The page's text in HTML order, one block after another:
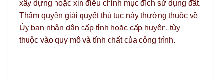
xây dựng hoặc xin điều chỉnh mục đích sử dụng đất.
Thẩm quyền giải quyết thủ tục này thường thuộc về
Ủy ban nhân dân cấp tỉnh hoặc cấp huyện, tùy
thuộc vào quy mô và tính chất của công trình.